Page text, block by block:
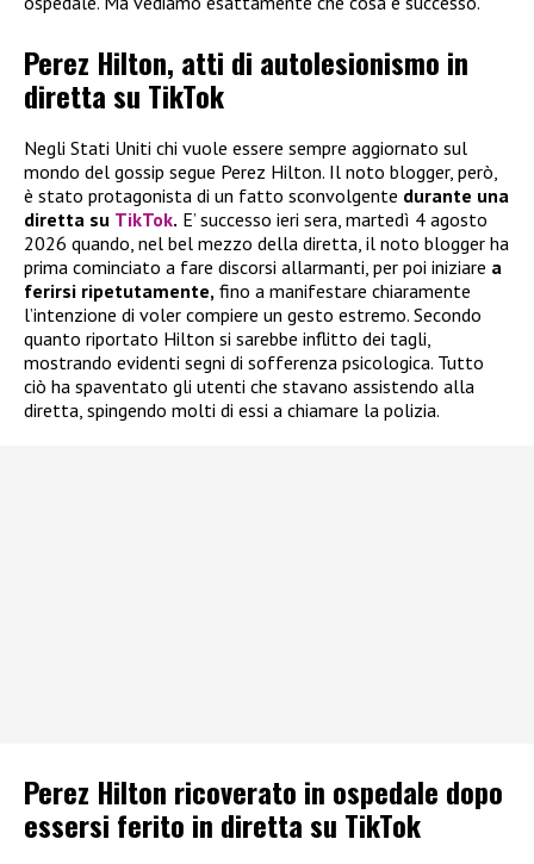
Perez Hilton, atti di autolesionismo in
diretta su TikTok
Negli Stati Uniti chi vuole essere sempre aggiornato sul
mondo del gossip segue Perez Hilton. Il noto blogger, però,
è stato protagonista di un fatto sconvolgente durante una
diretta su TikTok. E’ successo ieri sera, martedì 4 agosto
2026 quando, nel bel mezzo della diretta, il noto blogger ha
prima cominciato a fare discorsi allarmanti, per poi iniziare a
ferirsi ripetutamente, fino a manifestare chiaramente
l’intenzione di voler compiere un gesto estremo. Secondo
quanto riportato Hilton si sarebbe inflitto dei tagli,
mostrando evidenti segni di sofferenza psicologica. Tutto
ciò ha spaventato gli utenti che stavano assistendo alla
diretta, spingendo molti di essi a chiamare la polizia.
Perez Hilton ricoverato in ospedale dopo
essersi ferito in diretta su TikTok